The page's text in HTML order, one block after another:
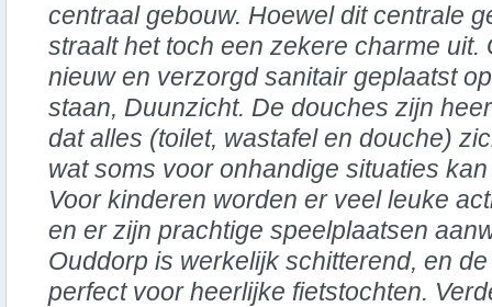
centraal gebouw. Hoewel dit centrale
straalt het toch een zekere charme uit.
nieuw en verzorgd sanitair geplaatst
staan, Duunzicht. De douches zijn
dat alles (toilet, wastafel en douche)
wat soms voor onhandige situaties
Voor kinderen worden er veel leuke
en er zijn prachtige speelplaatsen
Ouddorp is werkelijk schitterend, en
perfect voor heerlijke fietstochten.